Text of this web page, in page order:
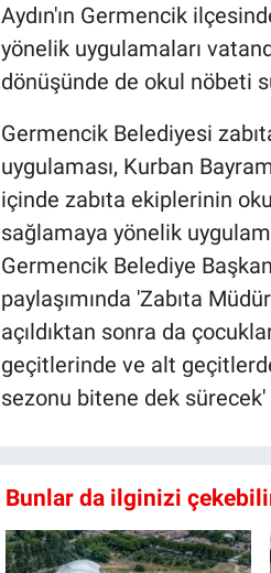
Aydın'ın Germencik
yönelik uygulamaları
dönüşünde de okul nöbeti
Germencik Belediyesi
uygulaması, Kurban
içinde zabıta ekiplerinin
sağlamaya yönelik
Germencik Belediye
paylaşımında 'Zabıta
açıldıktan sonra da
geçitlerinde ve alt
sezonu bitene dek sürecek'
Bunlar da ilginizi